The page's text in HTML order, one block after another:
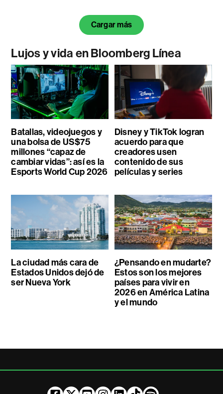
Cargar más
Lujos y vida en Bloomberg Línea
Batallas, videojuegos y
una bolsa de US$75
millones “capaz de
cambiar vidas”: así es la
Esports World Cup 2026
Disney y TikTok logran
acuerdo para que
creadores usen
contenido de sus
películas y series
La ciudad más cara de
Estados Unidos dejó de
ser Nueva York
¿Pensando en mudarte?
Estos son los mejores
países para vivir en
2026 en América Latina
y el mundo